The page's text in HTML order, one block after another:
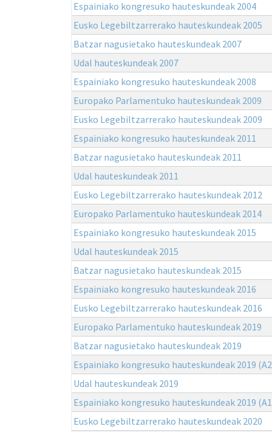
Espainiako kongresuko hauteskundeak 2004
Eusko Legebiltzarrerako hauteskundeak 2005
Batzar nagusietako hauteskundeak 2007
Udal hauteskundeak 2007
Espainiako kongresuko hauteskundeak 2008
Europako Parlamentuko hauteskundeak 2009
Eusko Legebiltzarrerako hauteskundeak 2009
Espainiako kongresuko hauteskundeak 2011
Batzar nagusietako hauteskundeak 2011
Udal hauteskundeak 2011
Eusko Legebiltzarrerako hauteskundeak 2012
Europako Parlamentuko hauteskundeak 2014
Espainiako kongresuko hauteskundeak 2015
Udal hauteskundeak 2015
Batzar nagusietako hauteskundeak 2015
Espainiako kongresuko hauteskundeak 2016
Eusko Legebiltzarrerako hauteskundeak 2016
Europako Parlamentuko hauteskundeak 2019
Batzar nagusietako hauteskundeak 2019
Espainiako kongresuko hauteskundeak 2019
Udal hauteskundeak 2019
Espainiako kongresuko hauteskundeak 2019
Eusko Legebiltzarrerako hauteskundeak 2020